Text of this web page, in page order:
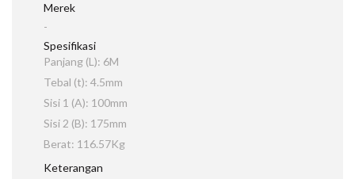
Merek
-
Spesifikasi
Panjang (L): 6M
Tebal (t): 4.5mm
Sisi 1 (A): 100mm
Sisi 2 (B): 175mm
Berat: 116.57Kg
Keterangan